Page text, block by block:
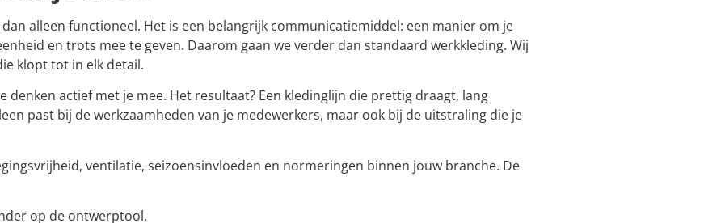
alleen functioneel. Het is een belangrijk communicatiemiddel: een manier om je
en trots mee te geven. Daarom gaan we verder dan standaard werkkleding. Wij
klopt tot in elk detail.
actief met je mee. Het resultaat? Een kledinglijn die prettig draagt, lang
past bij de werkzaamheden van je medewerkers, maar ook bij de uitstraling die je
ventilatie, seizoensinvloeden en normeringen binnen jouw branche. De
op de ontwerptool.